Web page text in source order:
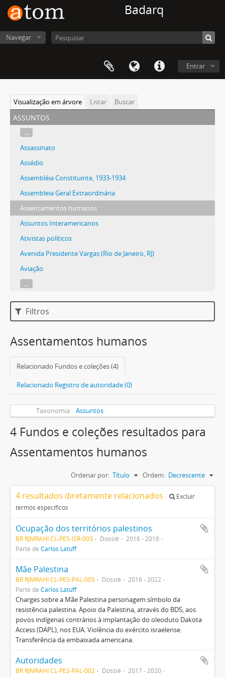
Badarq
Navegar
Entrar
Visualização em árvore Listar Buscar
assuntos
...
Assassinato
Assédio
Assembléia Constituinte, 1933-1934
Assembleia Geral Extraordinária
Assentamentos humanos
Assuntos Interamericanos
Ativistas políticos
Avenida Presidente Vargas (Rio de Janeiro, RJ)
Aviação
...
Filtros
Assentamentos humanos
Relacionado Fundos e coleções (4)
Relacionado Registro de autoridade (0)
Taxonomia Assuntos
4 Fundos e coleções resultados para
Assentamentos humanos
Ordenar por: Título Ordem: Decrescente
4 resultados diretamente relacionados
Excluir
termos específicos
Ocupação dos territórios palestinos
BR RJMRAHI CL-PES-ISR-003 Dossiê
2016 - 2018
Parte de Carlos Latuff
Mãe Palestina
BR RJMRAHI CL-PES-PAL-005 Dossiê
2016 - 2022
Parte de Carlos Latuff
Charges sobre a Mãe Palestina personagem símbolo da
resistência palestina. Apoio da Palestina, através do BDS, aos
povos indígenas contrários à implantação do oleoduto Dakota
Access (DAPL), nos EUA. Violência do exército israelense.
Transferência da embaixada americana.
Autoridades
BR RJMRAHI CL-PES-PAL-002 Dossiê
2017 - 2020